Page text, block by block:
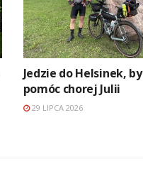
Jedzie do Helsinek, by
pomóc chorej Julii
29 LIPCA 2026